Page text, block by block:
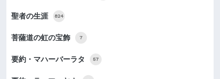
聖者の生涯 824
菩薩道の虹の宝飾 7
要約・マハーバーラタ 57